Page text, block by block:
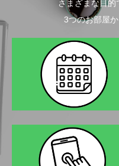
さまざまな目的
3つのお部屋